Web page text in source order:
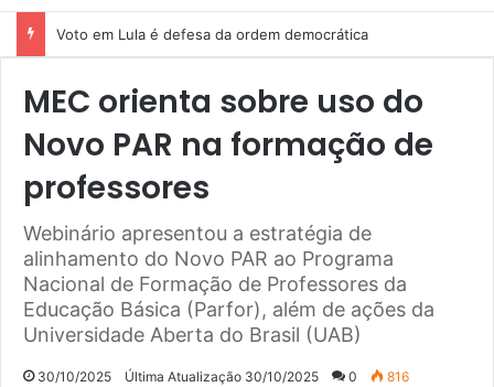
Voto em Lula é defesa da ordem democrática
MEC orienta sobre uso do
Novo PAR na formação de
professores
Webinário apresentou a estratégia de
alinhamento do Novo PAR ao Programa
Nacional de Formação de Professores da
Educação Básica (Parfor), além de ações da
Universidade Aberta do Brasil (UAB)
30/10/2025 Última Atualização 30/10/2025 0 816